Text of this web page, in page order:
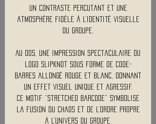
un contraste percutant et une
atmosphère fidèle à l’identité visuelle
du groupe.
Au dos, une impression spectaculaire du
logo Slipknot sous forme de code-
barres allongé rouge et blanc, donnant
un effet visuel unique et agressif.
Ce motif “Stretched Barcode” symbolise
la fusion du chaos et de l’ordre propre
à l’univers du groupe.